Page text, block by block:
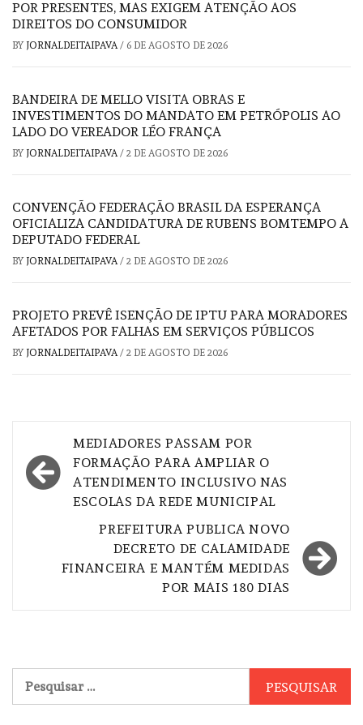
POR PRESENTES, MAS EXIGEM ATENÇÃO AOS
DIREITOS DO CONSUMIDOR
BY JORNALDEITAIPAVA/ 6 DE AGOSTO DE 2026
BANDEIRA DE MELLO VISITA OBRAS E
INVESTIMENTOS DO MANDATO EM PETRÓPOLIS AO
LADO DO VEREADOR LÉO FRANÇA
BY JORNALDEITAIPAVA/ 2 DE AGOSTO DE 2026
CONVENÇÃO FEDERAÇÃO BRASIL DA ESPERANÇA
OFICIALIZA CANDIDATURA DE RUBENS BOMTEMPO A
DEPUTADO FEDERAL
BY JORNALDEITAIPAVA/ 2 DE AGOSTO DE 2026
PROJETO PREVÊ ISENÇÃO DE IPTU PARA MORADORES
AFETADOS POR FALHAS EM SERVIÇOS PÚBLICOS
BY JORNALDEITAIPAVA/ 2 DE AGOSTO DE 2026
Navegação
de
Post
MEDIADORES PASSAM POR
FORMAÇÃO PARA AMPLIAR O
ATENDIMENTO INCLUSIVO NAS
ESCOLAS DA REDE MUNICIPAL
PREFEITURA PUBLICA NOVO
DECRETO DE CALAMIDADE
FINANCEIRA E MANTÉM MEDIDAS
POR MAIS 180 DIAS
por: